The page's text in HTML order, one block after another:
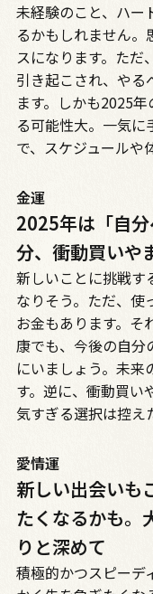
未経験のこと、ハー
るかもしれません。
スになります。ただ
引き起こされ、やる
ます。しかも2025
る可能性大。一気
で、スケジュールや
金運
2025年は「自
分、衝動買いや
新しいことに挑戦す
なりそう。ただ、使
お金もあります。そ
康でも、今後の自分
にいましょう。未来
す。逆に、衝動買い
気すぎる選択は控え
愛情運
新しい出会いも
たくなるかも。
りと深めて
積極的かつスピーデ